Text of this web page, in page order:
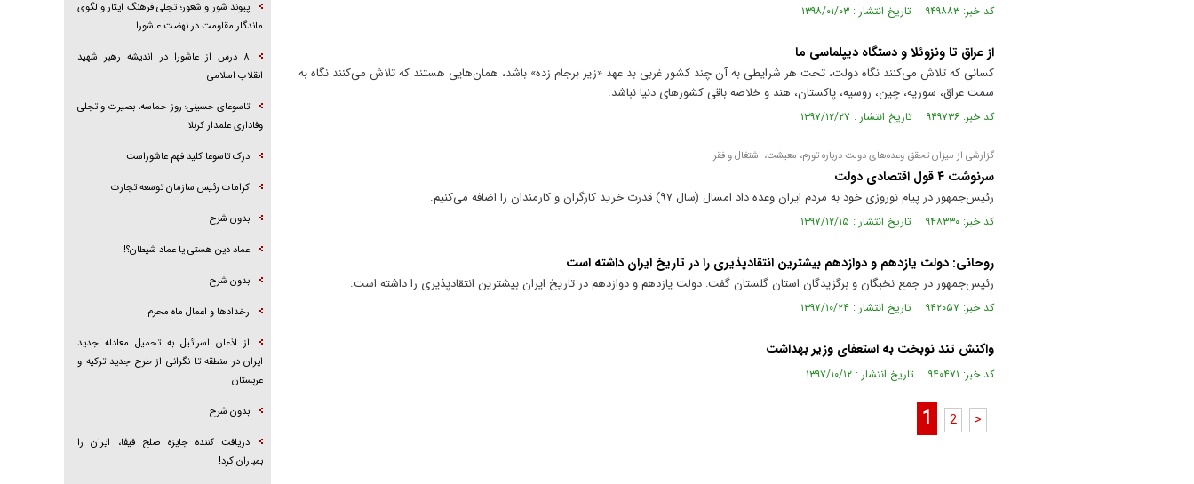
کد خبر: ۹۴۹۸۸۳ تاریخ انتشار : ۱۳۹۸/۰۱/۰۳
از عراق تا ونزوئلا و دستگاه دیپلماسی ما
کسانی که تلاش می‌کنند نگاه دولت، تحت هر شرایطی به آن چند کشور غربی بد عهد «زیر برجام زده» باشد، همان‌هایی هستند که تلاش می‌کنند نگاه به
سمت عراق، سوریه، چین، روسیه، پاکستان، هند و خلاصه باقی کشور‌های دنیا نباشد.
کد خبر: ۹۴۹۷۳۶ تاریخ انتشار : ۱۳۹۷/۱۲/۲۷
گزارشی از میزان تحقق وعده‌های دولت درباره تورم، معیشت، اشتغال و فقر
سرنوشت ۴ قول اقتصادی دولت
رئیس‌جمهور در پیام نوروزی خود به مردم ایران وعده داد امسال (سال ۹۷) قدرت خرید کارگران و کارمندان را اضافه می‌کنیم.
کد خبر: ۹۴۸۳۳۰ تاریخ انتشار : ۱۳۹۷/۱۲/۱۵
روحانی: دولت یازدهم و دوازدهم بیشترین انتقادپذیری را در تاریخ ایران داشته است
رئیس‌جمهور در جمع نخبگان و برگزیدگان استان گلستان گفت: دولت یازدهم و دوازدهم در تاریخ ایران بیشترین انتقادپذیری را داشته است.
کد خبر: ۹۴۲۰۵۷ تاریخ انتشار : ۱۳۹۷/۱۰/۲۴
واکنش تند نوبخت به استعفای وزیر بهداشت
کد خبر: ۹۴۰۴۷۱ تاریخ انتشار : ۱۳۹۷/۱۰/۱۲
1 2 >
پیوند شور و شعور؛ تجلی فرهنگ ایثار والگوی
ماندگار مقاومت در نهضت عاشورا
۸ درس از عاشورا در اندیشه رهبر شهید
انقلاب اسلامی
تاسوعای حسینی؛ روز حماسه، بصیرت و تجلی
وفاداری علمدار کربلا
درک تاسوعا کلید فهم عاشوراست
کرامات رئیس سازمان توسعه تجارت
بدون شرح
عماد دین هستی یا عماد شیطان؟!
بدون شرح
رخداد‌ها و اعمال ماه محرم
از اذعان اسرائیل به تحمیل معادله جدید
ایران در منطقه تا نگرانی از طرح جدید ترکیه و
عربستان
بدون شرح
دریافت کننده جایزه صلح فیفا، ایران را
بمباران کرد!